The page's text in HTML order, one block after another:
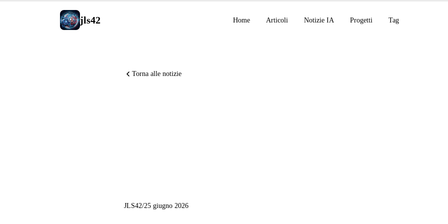
jls42 Home Articoli Notizie IA Progetti Tag
Torna alle notizie
JLS42/25 giugno 2026